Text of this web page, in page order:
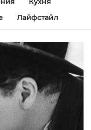
Лайфстайл